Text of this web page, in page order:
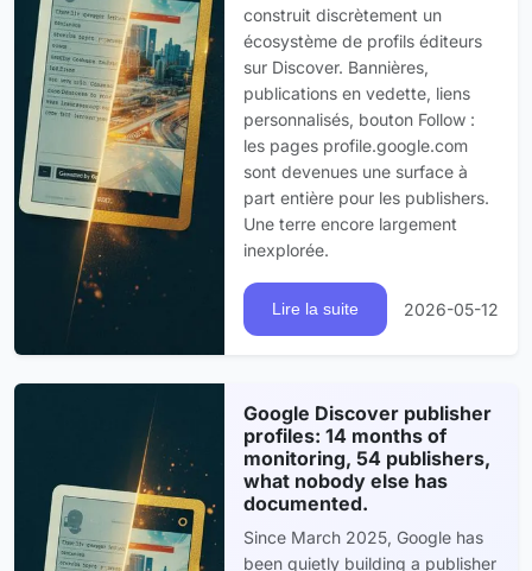
construit discrètement un
écosystème de profils éditeurs
sur Discover. Bannières,
publications en vedette, liens
personnalisés, bouton Follow :
les pages profile.google.com
sont devenues une surface à
part entière pour les publishers.
Une terre encore largement
inexplorée.
Lire la suite 2026-05-12
Google Discover publisher
profiles: 14 months of
monitoring, 54 publishers,
what nobody else has
documented.
Since March 2025, Google has
been quietly building a publisher